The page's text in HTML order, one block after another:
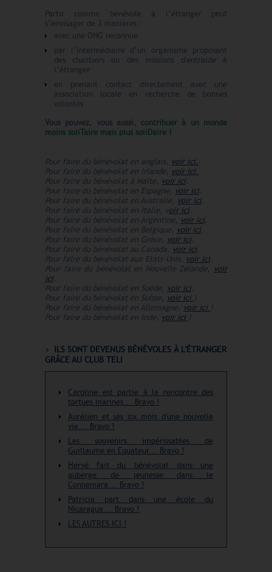
Partir comme bénévole à l’étranger peut
s’envisager de 3 manières :
avec une ONG reconnue
par l’intermédiaire d’un organisme proposant
des chantiers ou des missions d'entraide à
l’étranger
en prenant contact directement avec une
association locale en recherche de bonnes
volontés
Vous pouvez, vous aussi, contribuer à un monde
moins soliTaire mais plus soliDaire !
Pour faire du bénévolat en anglais, voir ici.
Pour faire du bénévolat en Irlande, voir ici.
Pour faire du bénévolat à Malte, voir ici.
Pour faire du bénévolat en Espagne, voir ici.
Pour faire du bénévolat en Australie, voir ici.
Pour faire du bénévolat en Italie, voir ici.
Pour faire du bénévolat en Argentine, voir ici.
Pour faire du bénévolat en Belgique, voir ici.
Pour faire du bénévolat en Grèce, voir ici.
Pour faire du bénévolat au Canada, voir ici.
Pour faire du bénévolat aux Etats-Unis, voir ici.
Pour faire du bénévolat en Nouvelle Zélande,
voir
ici.
Pour faire du bénévolat en Suède, voir ici.
Pour faire du bénévolat en Suisse, voir ici !
Pour faire du bénévolat en Allemagne, voir ici !
Pour faire du bénévolat en Inde, voir ici !
ILS SONT DEVENUS BÉNÉVOLES À L'ÉTRANGER
GRÂCE AU CLUB TELI
Caroline est partie à la rencontre des
tortues marines... Bravo !
Aurélien et ses six mois d'une nouvelle
vie... Bravo !
Les souvenirs impérissables de
Guillaume en Equateur... Bravo !
Hervé fait du bénévolat dans une
auberge de jeunesse dans le
Connemara... Bravo !
Patricia part dans une école du
Nicaragua... Bravo !
LES AUTRES ICI !